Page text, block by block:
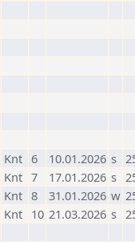
Knt 6 10.01.2026 s
Knt 7 17.01.2026 s
Knt 8 31.01.2026 w
Knt 10 21.03.2026 s